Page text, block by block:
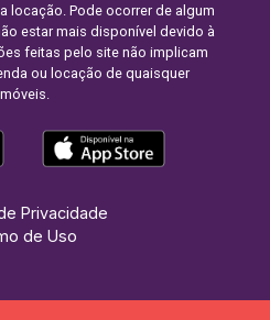
locação. Pode ocorrer de algum
estar mais disponível devido à
feitas pelo site não implicam
ou locação de quaisquer
Privacidade
de Uso